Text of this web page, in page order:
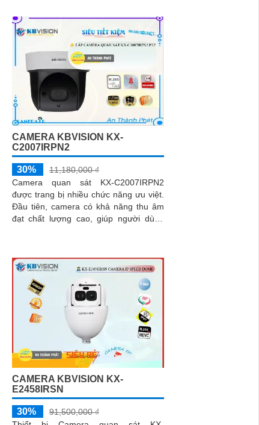
tiện chính xác
CAMERA KBVISION KX-
C2007IRPN2
30%
11,180,000 ₫
Camera quan sát KX-C2007IRPN2
được trang bị nhiều chức năng ưu việt.
Đầu tiên, camera có khả năng thu âm
đạt chất lượng cao, giúp người dùng
CAMERA KBVISION KX-
E2458IRSN
30%
91,500,000 ₫